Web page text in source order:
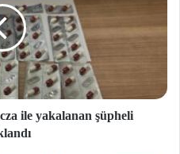
ile yakalanan şüpheli